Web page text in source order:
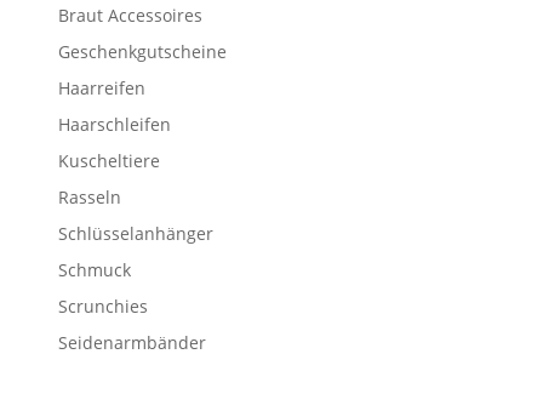
Braut Accessoires
Geschenkgutscheine
Haarreifen
Haarschleifen
Kuscheltiere
Rasseln
Schlüsselanhänger
Schmuck
Scrunchies
Seidenarmbänder